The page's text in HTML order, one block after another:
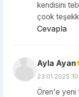
kendisini
çook
Cevapla
Ayla Ayan
23.01.2025
Ören'e yeni